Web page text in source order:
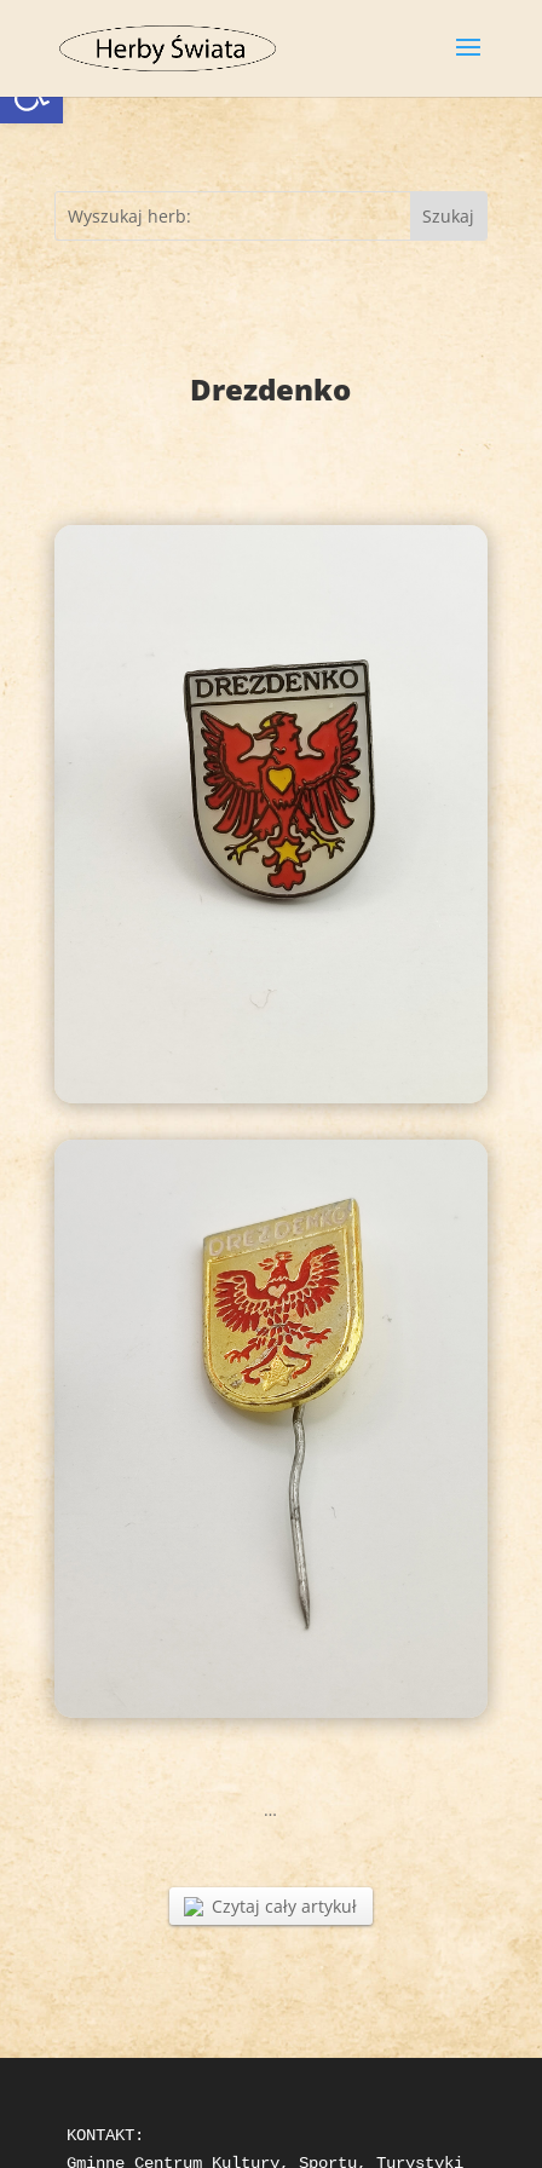
Otwórz pasek narzędzi
Drezdenko
…
Czytaj cały artykuł
KONTAKT:
Gminne Centrum Kultury, Sportu, Turystyki